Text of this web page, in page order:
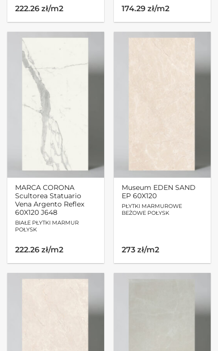
222.26 zł/m2 174.29 zł/m2
MARCA CORONA
Scultorea Statuario
Vena Argento Reflex
60X120 J648
BIAŁE PŁYTKI MARMUR
POŁYSK
222.26 zł/m2
Museum EDEN SAND
EP 60X120
PŁYTKI MARMUROWE
BEŻOWE POŁYSK
273 zł/m2